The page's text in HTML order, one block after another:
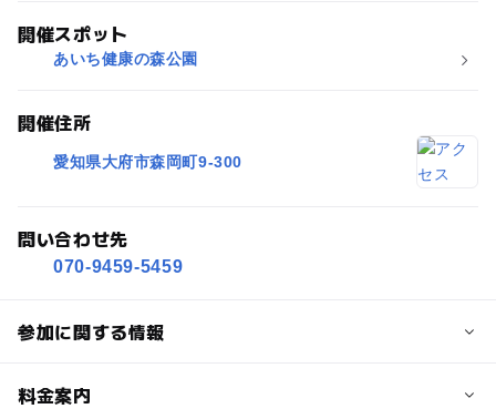
開催スポット
あいち健康の森公園
開催住所
愛知県大府市森岡町9-300
問い合わせ先
070-9459-5459
参加に関する情報
定員
料金案内